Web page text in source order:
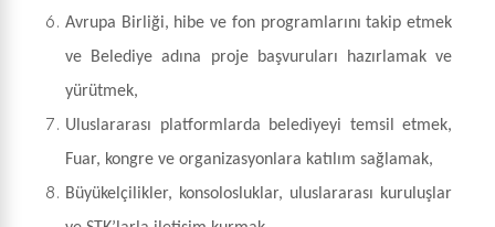
Avrupa Birliği, hibe ve fon programlarını takip etmek
ve Belediye adına proje başvuruları hazırlamak ve
yürütmek,
Uluslararası platformlarda belediyeyi temsil etmek,
Fuar, kongre ve organizasyonlara katılım sağlamak,
Büyükelçilikler, konsolosluklar, uluslararası kuruluşlar